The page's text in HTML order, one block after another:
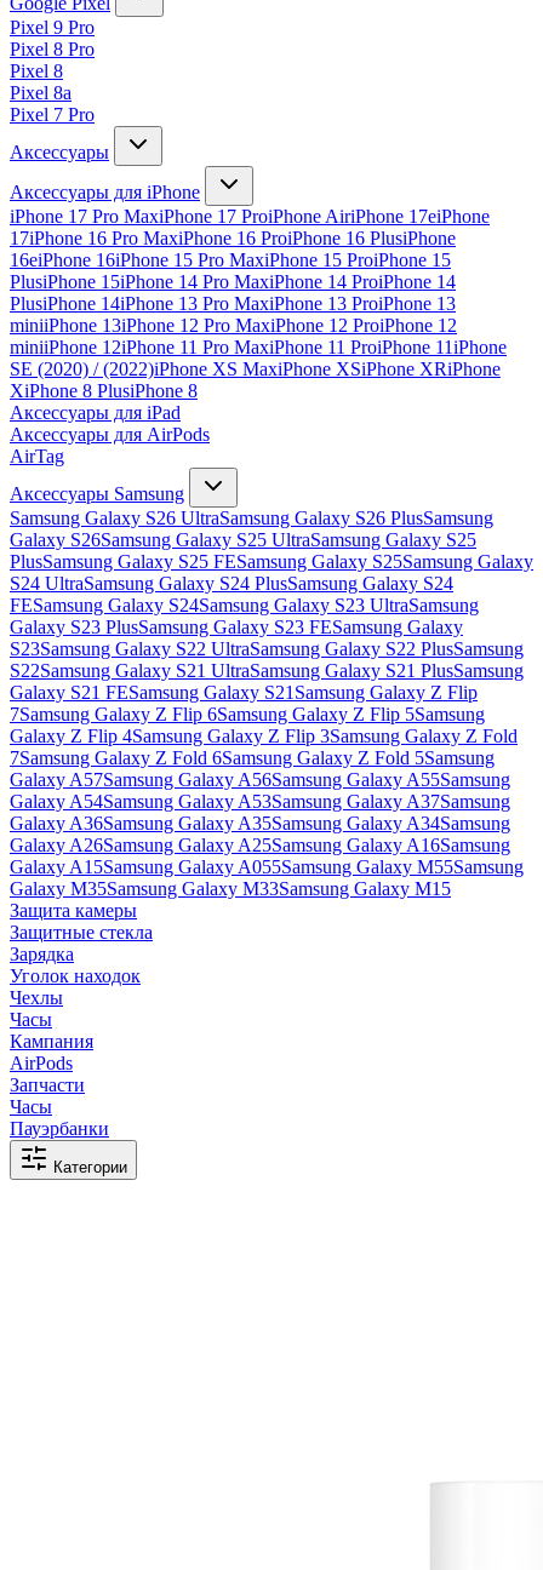
Pixel 9 Pro
Pixel 8 Pro
Pixel 8
Pixel 8a
Pixel 7 Pro
Аксессуары
Аксессуары для iPhone
iPhone 17 Pro MaxiPhone 17 ProiPhone AiriPhone 17eiPhone
17iPhone 16 Pro MaxiPhone 16 ProiPhone 16 PlusiPhone
16eiPhone 16iPhone 15 Pro MaxiPhone 15 ProiPhone 15
PlusiPhone 15iPhone 14 Pro MaxiPhone 14 ProiPhone 14
PlusiPhone 14iPhone 13 Pro MaxiPhone 13 ProiPhone 13
miniiPhone 13iPhone 12 Pro MaxiPhone 12 ProiPhone 12
miniiPhone 12iPhone 11 Pro MaxiPhone 11 ProiPhone 11iPhone
SE (2020) / (2022)iPhone XS MaxiPhone XSiPhone XRiPhone
XiPhone 8 PlusiPhone 8
Аксессуары для iPad
Аксессуары для AirPods
AirTag
Аксессуары Samsung
Samsung Galaxy S26 UltraSamsung Galaxy S26 PlusSamsung
Galaxy S26Samsung Galaxy S25 UltraSamsung Galaxy S25
PlusSamsung Galaxy S25 FESamsung Galaxy S25Samsung Galaxy
S24 UltraSamsung Galaxy S24 PlusSamsung Galaxy S24
FESamsung Galaxy S24Samsung Galaxy S23 UltraSamsung
Galaxy S23 PlusSamsung Galaxy S23 FESamsung Galaxy
S23Samsung Galaxy S22 UltraSamsung Galaxy S22 PlusSamsung
S22Samsung Galaxy S21 UltraSamsung Galaxy S21 PlusSamsung
Galaxy S21 FESamsung Galaxy S21 Samsung Galaxy Z Flip
7Samsung Galaxy Z Flip 6Samsung Galaxy Z Flip 5Samsung
Galaxy Z Flip 4Samsung Galaxy Z Flip 3Samsung Galaxy Z Fold
7Samsung Galaxy Z Fold 6Samsung Galaxy Z Fold 5Samsung
Galaxy A57Samsung Galaxy A56Samsung Galaxy A55Samsung
Galaxy A54Samsung Galaxy A53Samsung Galaxy A37Samsung
Galaxy A36Samsung Galaxy A35Samsung Galaxy A34Samsung
Galaxy A26Samsung Galaxy A25Samsung Galaxy A16Samsung
Galaxy A15Samsung Galaxy A055Samsung Galaxy M55Samsung
Galaxy M35Samsung Galaxy M33Samsung Galaxy M15
Защита камеры
Защитные стекла
Зарядка
Уголок находок
Чехлы
Часы
Кампания
AirPods
Запчасти
Часы
Пауэрбанки
Категории